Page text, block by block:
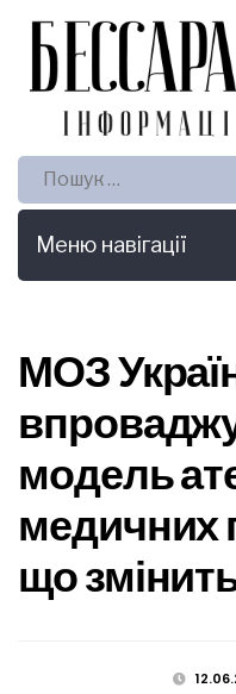
Пошук:
Меню навігації
МОЗ
модель
медичних
що